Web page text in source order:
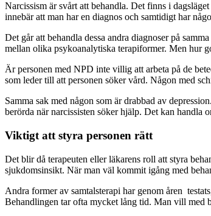
Narcissism är svårt att behandla. Det finns i
innebär att man har en diagnos och samtidigt har
Det går att behandla dessa andra diagnoser på
mellan olika psykoanalytiska terapiformer. Men hur
Är personen med NPD inte villig att arbeta på de
som leder till att personen söker vård. Någon med
Samma sak med någon som är drabbad av
berörda när narcissisten söker hjälp. Det kan handla
Viktigt att styra personen rätt
Det blir då terapeuten eller läkarens roll att styra
sjukdomsinsikt. När man väl kommit igång med
Andra former av samtalsterapi har genom åren
Behandlingen tar ofta mycket lång tid. Man vill med